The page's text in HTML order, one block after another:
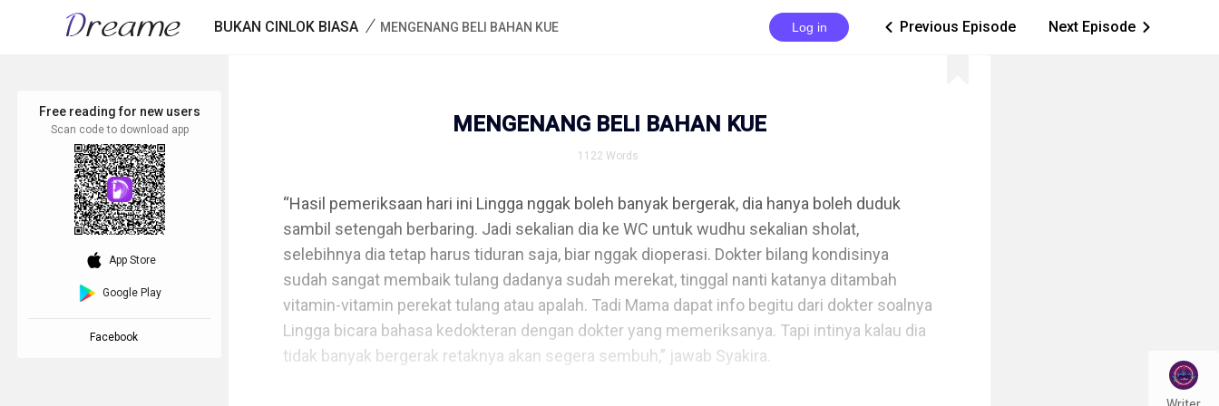
BUKAN CINLOK BIASA / MENGENANG BELI BAHAN KUE Log in ic_arrow_left Previous Episode Next Episode ic_arrow_right
MENGENANG BELI BAHAN KUE
1122 Words
“Hasil pemeriksaan hari ini Lingga nggak boleh banyak bergerak, dia hanya boleh duduk
sambil setengah berbaring. Jadi sekalian dia ke WC untuk wudhu sekalian sholat,
selebihnya dia tetap harus tiduran saja, biar nggak dioperasi. Dokter bilang kondisinya
sudah sangat membaik tulang dadanya sudah merekat, tinggal nanti katanya ditambah
vitamin-vitamin perekat tulang atau apalah. Tadi Mama dapat info begitu dari dokter soalnya
Lingga bicara bahasa kedokteran dengan dokter yang memeriksanya. Tapi intinya kalau dia
tidak banyak bergerak retaknya akan segera sembuh,” jawab Syakira.
Free reading for new users
Scan code to download app
download_ios App Store
Google Play
Facebook